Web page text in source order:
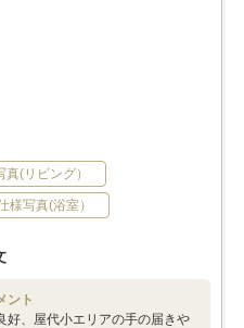
真(リビング）
様写真(浴室）
ント
好、屋代小エリアの手の届きや